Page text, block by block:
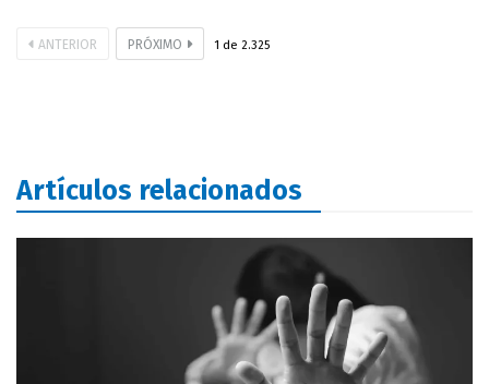
ANTERIOR PRÓXIMO 1 de 2.325
Artículos relacionados